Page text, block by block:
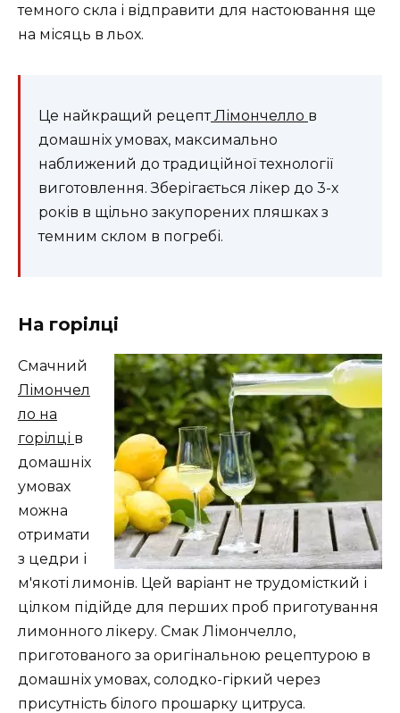
темного скла і відправити для настоювання ще
на місяць в льох.
Це найкращий рецептЛімончелло в
домашніх умовах, максимально
наближений до традиційної технології
виготовлення. Зберігається лікер до 3-х
років в щільно закупорених пляшках з
темним склом в погребі.
На горілці
Смачний
Лімончел
ло на
горілці в
домашніх
умовах
можна
отримати
з цедри і
м'якоті лимонів. Цей варіант не трудомісткий і
цілком підійде для перших проб приготування
лимонного лікеру. Смак Лімончелло,
приготованого за оригінальною рецептурою в
домашніх умовах, солодко-гіркий через
присутність білого прошарку цитруса.